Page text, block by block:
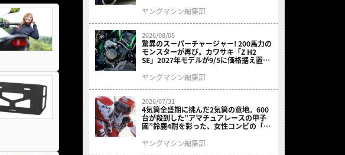
結！
ヤングマシン編集部
2026/08/05
驚異のスーパーチャージャー! 200馬力の
モンスターが再び。カワサキ「Z H2
SE」2027年モデルが9/5に価格据え置き
ヤングマシン編集部
2026/07/31
4気筒全盛期に挑んだ2気筒の意地。600
台が殺到した”アマチュアレースの甲子
園”鈴鹿4耐を彩った、女性コンビの「ス
ヤングマシン編集部